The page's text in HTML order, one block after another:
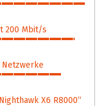
200 Mbit/s
Netzwerke
X6 R8000“